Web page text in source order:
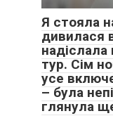
Я стояла
дивилася
надіслала
тур. Сім
усе
– була
глянула